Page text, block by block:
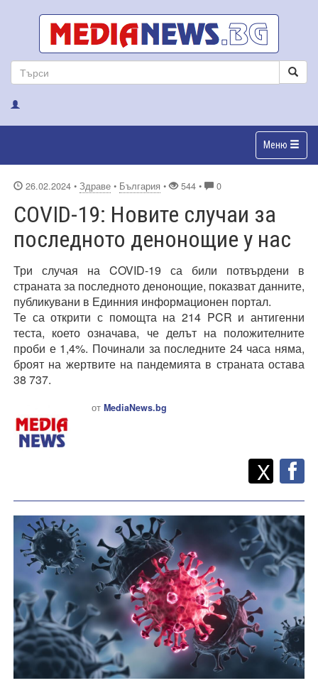
Меню
26.02.2024 • Здраве • България • 544 • 0
COVID-19: Новите случаи за
последното денонощие у нас
Три случая на COVID-19 са били потвърдени в
страната за последното денонощие, показват данните,
публикувани в Единния информационен портал.
Те са открити с помощта на 214 PCR и антигенни
теста, което означава, че делът на положителните
проби е 1,4%. Починали за последните 24 часа няма,
броят на жертвите на пандемията в страната остава
38 737.
от MediaNews.bg
Споделете
X